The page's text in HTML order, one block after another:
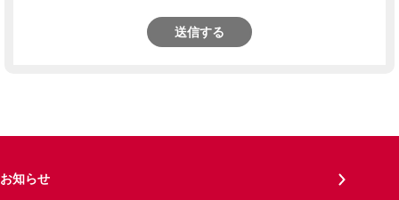
送信する
お知らせ